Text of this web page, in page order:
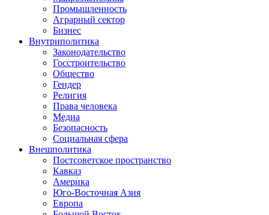
Промышленность
Аграрный сектор
Бизнес
Внутриполитика
Законодательство
Госстроительство
Общество
Гендер
Религия
Права человека
Медиа
Безопасность
Социальная сфера
Внешполитика
Постсоветское пространство
Кавказ
Америка
Юго-Восточная Азия
Европа